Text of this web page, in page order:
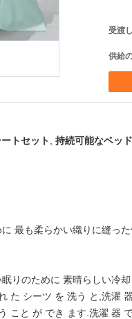
受渡
供給
トセット
持続可能なベッ
最も柔らかい織りに縫っ
りのために 素晴らしい冷
た シーツ を 洗う と,洗濯
こと が でき ます.洗濯 器